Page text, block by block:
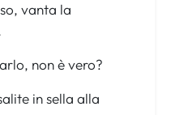
vanta la
non è vero?
in sella alla